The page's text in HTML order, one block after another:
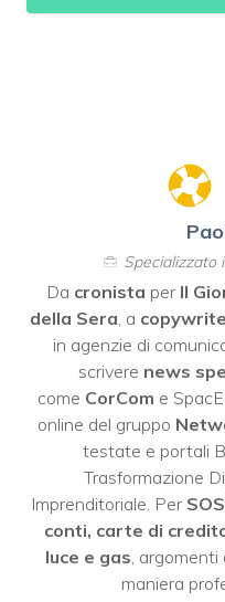
Specializzato
Da cronista per Il
della Sera , a
in agenzie di
scrivere news
come CorCom e
online del gruppo
testate e portali
Trasformazione
Imprenditoriale. Per
conti, carte di
luce e gas ,
maniera